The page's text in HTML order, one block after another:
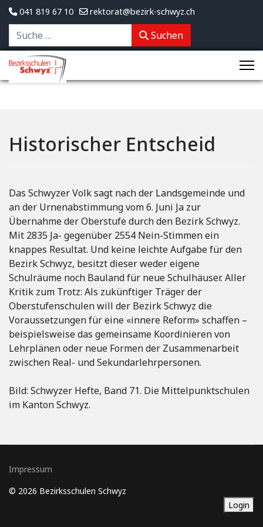
041 819 67 10 rektorat@bezirk-schwyz.ch
Suchen
Suchen
Historischer Entscheid
Das Schwyzer Volk sagt nach der Landsgemeinde und
an der Urnenabstimmung vom 6. Juni Ja zur
Übernahme der Oberstufe durch den Bezirk Schwyz.
Mit 2835 Ja- gegenüber 2554 Nein-Stimmen ein
knappes Resultat. Und keine leichte Aufgabe für den
Bezirk Schwyz, besitzt dieser weder eigene
Schulräume noch Bauland für neue Schulhäuser. Aller
Kritik zum Trotz: Als zukünftiger Träger der
Oberstufenschulen will der Bezirk Schwyz die
Voraussetzungen für eine «innere Reform» schaffen –
beispielsweise das gemeinsame Koordinieren von
Lehrplänen oder neue Formen der Zusammenarbeit
zwischen Real- und Sekundarlehrpersonen.
Bild: Schwyzer Hefte, Band 71. Die Mittelpunktschulen
im Kanton Schwyz.
Impressum
© 2026 Bezirksschulen Schwyz
Login